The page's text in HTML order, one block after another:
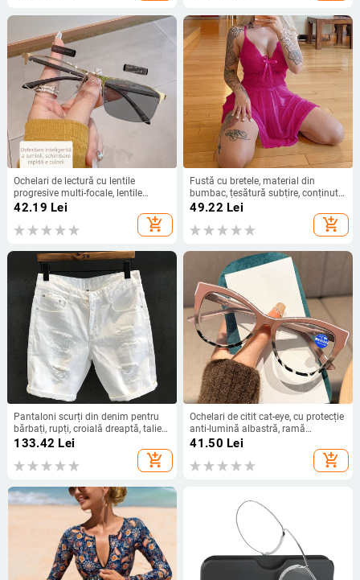
Ochelari de lectură cu lentile
progresive multi-focale, lentile
fotokromice și protecție împotriva
luminii albastre, protecție UV
42.19 Lei
add_shopping_cart
Fustă cu bretele, material din
bumbac, țesătură subțire, conținut
principal de țesătură 30-50%
49.22 Lei
add_shopping_cart
Pantaloni scurți din denim pentru
bărbați, rupți, croială dreaptă, talie
medie, 70% bumbac, spălați
133.42 Lei
add_shopping_cart
Ochelari de citit cat-eye, cu protecție
anti-lumină albastră, ramă
completă, brațe cu arc, pentru adulți
41.50 Lei
add_shopping_cart